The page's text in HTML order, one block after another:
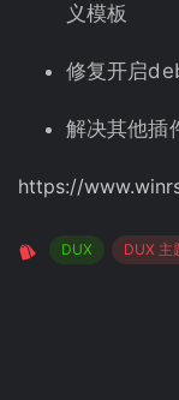
义模板
修复开启
解决其他插
https://
DUX DUX 主